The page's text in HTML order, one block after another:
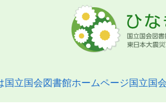
国立国会図書館ホームページ国立国